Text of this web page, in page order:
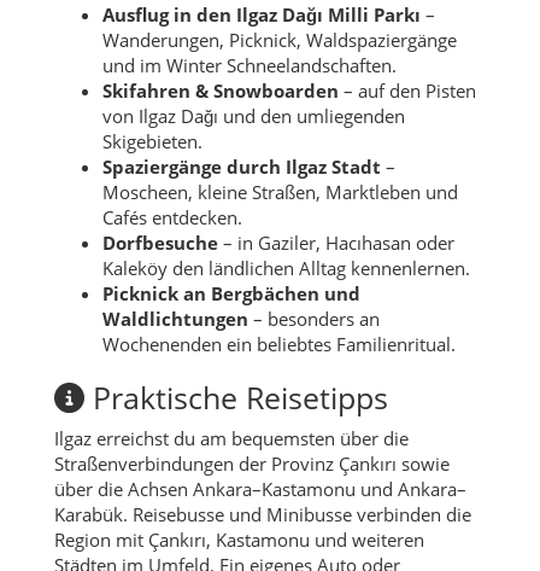
Ausflug in den Ilgaz Dağı Milli Parkı –
Wanderungen, Picknick, Waldspaziergänge
und im Winter Schneelandschaften.
Skifahren & Snowboarden – auf den Pisten
von Ilgaz Dağı und den umliegenden
Skigebieten.
Spaziergänge durch Ilgaz Stadt –
Moscheen, kleine Straßen, Marktleben und
Cafés entdecken.
Dorfbesuche – in Gaziler, Hacıhasan oder
Kaleköy den ländlichen Alltag kennenlernen.
Picknick an Bergbächen und
Waldlichtungen – besonders an
Wochenenden ein beliebtes Familienritual.
Praktische Reisetipps
Ilgaz erreichst du am bequemsten über die
Straßenverbindungen der Provinz Çankırı sowie
über die Achsen Ankara–Kastamonu und Ankara–
Karabük. Reisebusse und Minibusse verbinden die
Region mit Çankırı, Kastamonu und weiteren
Städten im Umfeld. Ein eigenes Auto oder